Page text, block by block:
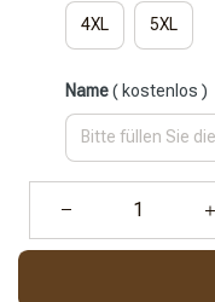
4XL 5XL
Name( kostenlos )